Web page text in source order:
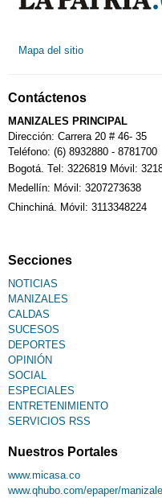
Mapa del sitio
Contáctenos
MANIZALES PRINCIPAL
Dirección: Carrera 20 # 46- 35
Teléfono: (6) 8932880 - 8781700
Bogotá. Tel: 3226819 Móvil:
Medellín: Móvil: 3207273638
Chinchiná. Móvil: 3113348224
Secciones
NOTICIAS
MANIZALES
CALDAS
SUCESOS
DEPORTES
OPINIÓN
SOCIAL
ESPECIALES
ENTRETENIMIENTO
SERVICIOS RSS
Nuestros Portales
www.micasa.co
www.qhubo.com/epaper/